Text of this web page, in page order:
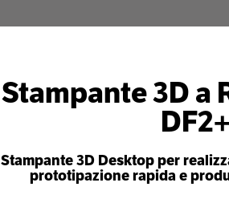
Stampante 3D a
Stampante 3D Desktop per
prototipazione rapida e